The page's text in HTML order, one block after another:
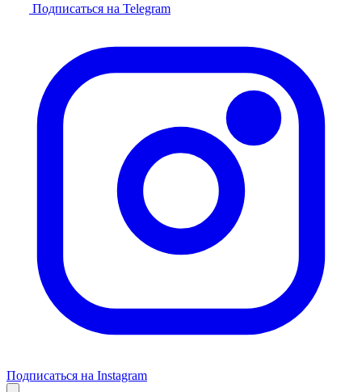
Подписаться на Telegram
Подписаться на Instagram